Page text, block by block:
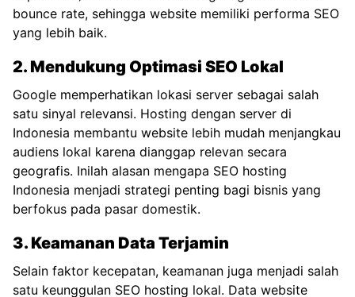
bounce rate, sehingga website memiliki performa SEO
yang lebih baik.
2. Mendukung Optimasi SEO Lokal
Google memperhatikan lokasi server sebagai salah
satu sinyal relevansi. Hosting dengan server di
Indonesia membantu website lebih mudah menjangkau
audiens lokal karena dianggap relevan secara
geografis. Inilah alasan mengapa SEO hosting
Indonesia menjadi strategi penting bagi bisnis yang
berfokus pada pasar domestik.
3. Keamanan Data Terjamin
Selain faktor kecepatan, keamanan juga menjadi salah
satu keunggulan SEO hosting lokal. Data website